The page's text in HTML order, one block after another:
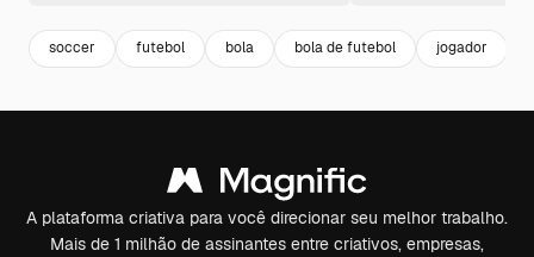
soccer futebol bola bola de futebol jogador
A plataforma criativa para você direcionar seu melhor trabalho.
Mais de 1 milhão de assinantes entre criativos, empresas,